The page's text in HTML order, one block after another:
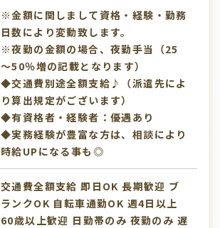
※金額に関しまして資格・経験・勤務
日数により変動致します。
※夜勤の金額の場合、夜勤手当（25
～50％増の記載となります）
◆交通費別途全額支給♪（派遣先によ
り算出規定がございます）
◆有資格者・経験者：優遇あり
◆実務経験が豊富な方は、相談により
時給UPになる事も◎
交通費全額支給 即日OK 長期歓迎 ブ
ランクOK 自転車通勤OK 週4日以上
60歳以上歓迎 日勤帯のみ 夜勤のみ 遅